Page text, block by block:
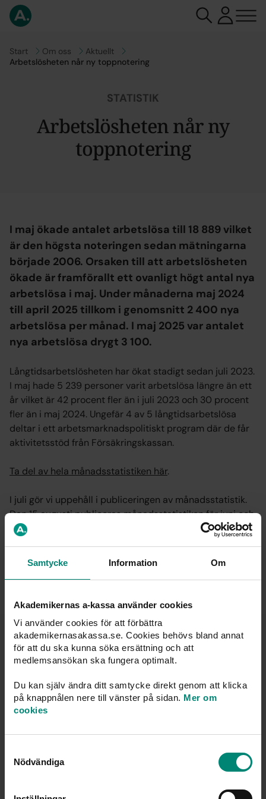
Samtycke Information Om
Akademikernas a-kassa använder cookies
Vi använder cookies för att förbättra
akademikernasakassa.se. Cookies behövs bland annat
för att du ska kunna söka ersättning och att
medlemsansökan ska fungera optimalt.
Du kan själv ändra ditt samtycke direkt genom att klicka
på knappnålen nere till vänster på sidan. Mer om
cookies
Nödvändiga
Gå till
Start Gå till
Om oss Gå till
Aktuellt
Arbetslösheten når ny toppnotering
STATISTIK
Arbetslösheten når ny
toppnotering
I maj ökade antalet arbetslösa till 18 889 vilket
är den högsta noteringen sedan mätningarna
började 2006. Orsaken till att arbetslösheten
ökade är framförallt ett ovanligt högt antal nya
arbetslösa i maj. Under månaderna maj 2024
till april 2025 tillkom i genomsnitt 2 400 nya
arbetslösa per månad. I maj 2025 var antalet
nya arbetslösa drygt 3 100.
Långtidsarbetslösheten har ökat stadigt sedan juli 2023.
I maj hade 5 239 personer varit arbetslösa längre än ett
år vilket är 42 procent fler än i juli 2023 och 30 procent
fler än i maj 2024. Ungefär 4 av 5 långtidsarbetslösa
deltar i ett arbetsmarknadspolitiskt program där de får
aktivitetsstöd från Försäkringskassan.
Ta del av hela månadsstatistiken här.
I juli gör vi uppehåll i publiceringen av månadsstatistik.
Den 15 augusti publiceras månadsstatistiken för juni och
juli.
Publicerad: 13 juni 2025
Du kanske också är intresserad av